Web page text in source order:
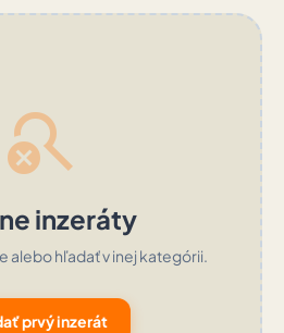
search_off
inzeráty
alebo hľadať v inej kategórii.
prvý inzerát